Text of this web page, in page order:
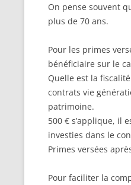
On pense souvent
plus de 70 ans.
Pour les primes
bénéficiaire sur le
Quelle est la
contrats vie
patrimoine.
500 € s’applique, il
investies dans le
Primes versées
Pour faciliter la